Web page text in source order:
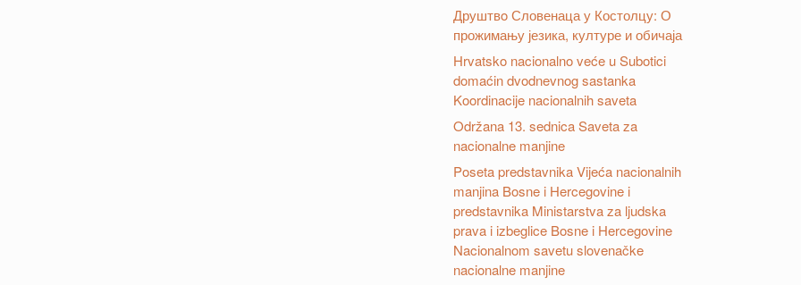
Друштвo Словенаца у Костолцу: О
прожимању језика, културе и обичаја
Hrvatsko nacionalno veće u Subotici
domaćin dvodnevnog sastanka
Koordinacije nacionalnih saveta
Održana 13. sednica Saveta za
nacionalne manjine
Poseta predstavnika Vijeća nacionalnih
manjina Bosne i Hercegovine i
predstavnika Ministarstva za ljudska
prava i izbeglice Bosne i Hercegovine
Nacionalnom savetu slovenačke
nacionalne manjine